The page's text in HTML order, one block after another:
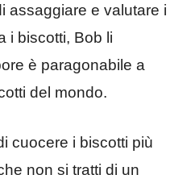
assaggiare e valutare i
i biscotti, Bob li
è paragonabile a
del mondo.
cuocere i biscotti più
non si tratti di un